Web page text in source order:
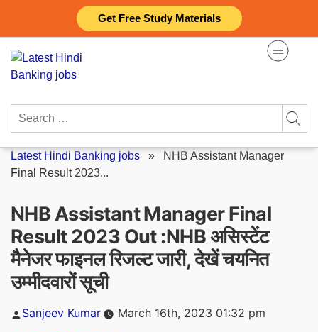
Get Free Study Materials
content
Search
Latest Hindi Banking jobs » NHB Assistant Manager
Final Result 2023...
NHB Assistant Manager Final
Result 2023 Out :NHB असिस्टेंट
मैनेजर फाइनल रिजल्ट जारी, देखें चयनित
उम्मीदवारों सूची
Posted
Sanjeev Kumar March 16th, 2023 01:32 pm